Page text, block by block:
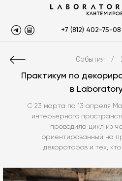
+7 (812) 402-75-08
События /
Практикум по
в
С 23 марта по 13 апреля
интерьерного
проводила цикл из
ориентированный на
декораторов и тех,